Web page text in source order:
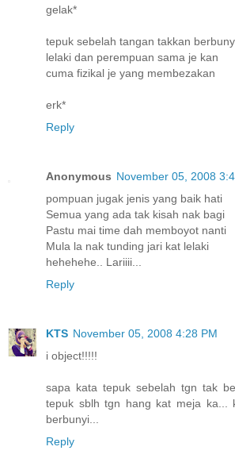
gelak*
tepuk sebelah tangan takkan
lelaki dan perempuan sama je kan
cuma fizikal je yang membezakan
erk*
Reply
Anonymous November 05, 2008
pompuan jugak jenis yang baik hati
Semua yang ada tak kisah nak bagi
Pastu mai time dah memboyot nanti
Mula la nak tunding jari kat lelaki
hehehehe.. Lariiii...
Reply
KTS November 05, 2008 4:28 PM
i object!!!!!
sapa kata tepuk sebelah tgn tak
tepuk sblh tgn hang kat meja ka...
berbunyi...
Reply